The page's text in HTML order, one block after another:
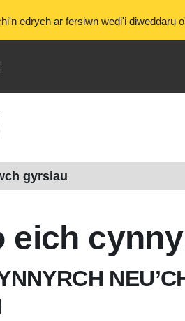
edrych ar fersiwn wedi'i diweddaru
gyrsiau